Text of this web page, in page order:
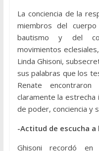
La conciencia de la
miembros del
bautismo y del
movimientos
Linda Ghisoni,
sus palabras que los
Renate
claramente la
de poder, conciencia y
-Actitud de escucha a
Ghisoni recordó